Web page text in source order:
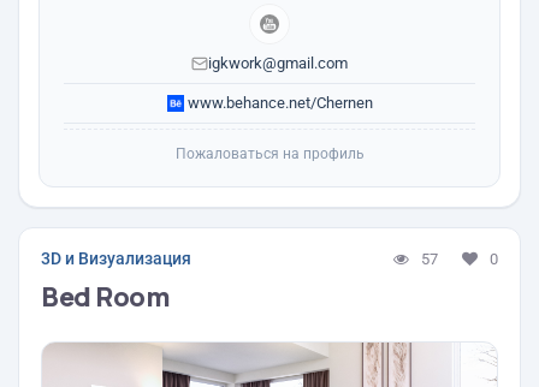
igkwork@gmail.com
www.behance.net/Chernen
Пожаловаться на профиль
3D и Визуализация 57 0
Bed Room